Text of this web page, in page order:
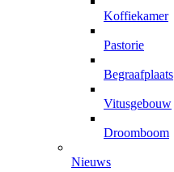
Koffiekamer
Pastorie
Begraafplaats
Vitusgebouw
Droomboom
Nieuws